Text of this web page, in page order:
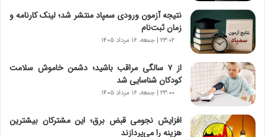
ش
ن
س
ت
|
ب
ر
ن
ا
م
نتیجه آزمون ورودی سمپاد منتشر شد؛ لینک کارنامه و
زمان ثبت‌نام
۲۳:۰۲ | جمعه، ۱۶ مرداد ۱۴۰۵
از ۷ سالگی مراقب باشید؛ دشمن خاموش سلامت
کودکان شناسایی شد
۲۳:۰۰ | جمعه، ۱۶ مرداد ۱۴۰۵
افزایش نجومی قبض برق؛ این مشترکان بیشترین
هزینه را می‌پردازند